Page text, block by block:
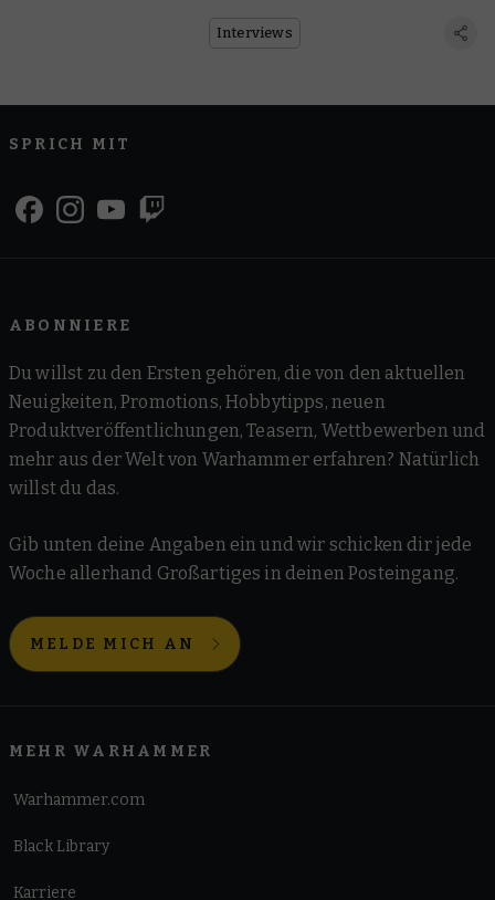
Interviews
SPRICH MIT
ABONNIERE
Du willst zu den Ersten gehören, die von den aktuellen
Neuigkeiten, Promotions, Hobbytipps, neuen
Produktveröffentlichungen, Teasern, Wettbewerben und
mehr aus der Welt von Warhammer erfahren? Natürlich
willst du das.
Gib unten deine Angaben ein und wir schicken dir jede
Woche allerhand Großartiges in deinen Posteingang.
MELDE MICH AN
MEHR WARHAMMER
Warhammer.com
Black Library
Karriere